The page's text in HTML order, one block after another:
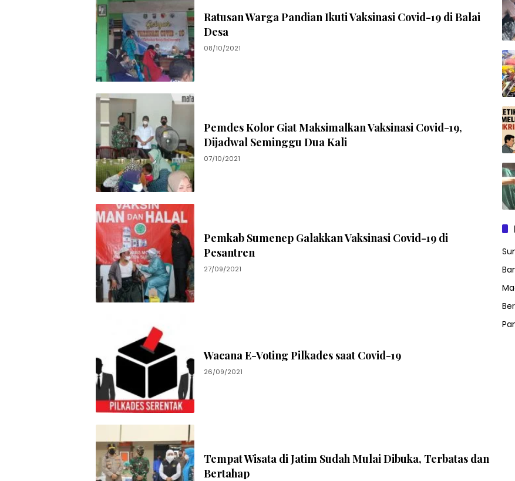
Ratusan Warga Pandian Ikuti Vaksinasi Covid-19 di Balai
Desa
08/10/2021
Pemdes Kolor Giat Maksimalkan Vaksinasi Covid-19,
Dijadwal Seminggu Dua Kali
07/10/2021
Pemkab Sumenep Galakkan Vaksinasi Covid-19 di
Pesantren
27/09/2021
Wacana E-Voting Pilkades saat Covid-19
26/09/2021
Tempat Wisata di Jatim Sudah Mulai Dibuka, Terbatas dan
Bertahap